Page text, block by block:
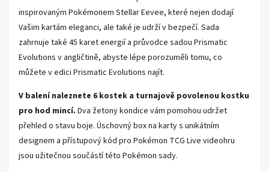
inspirovaným Pokémonem Stellar Eevee, které nejen dodají
Vašim kartám eleganci, ale také je udrží v bezpečí. Sada
zahrnuje také 45 karet energií a průvodce sadou Prismatic
Evolutions v angličtině, abyste lépe porozuměli tomu, co
můžete v edici Prismatic Evolutions najít.
V balení naleznete 6 kostek a turnajově povolenou kostku
pro hod mincí. Dva žetony kondice vám pomohou udržet
přehled o stavu boje. Úschovný box na karty s unikátním
designem a přístupový kód pro Pokémon TCG Live videohru
jsou užitečnou součástí této Pokémon sady.